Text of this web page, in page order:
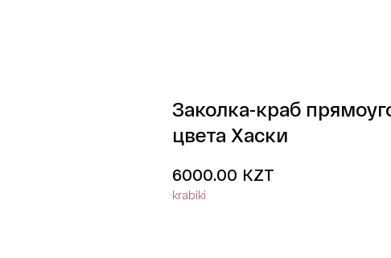
Заколка-краб
цвета Хаски
6000.00 KZT
krabiki